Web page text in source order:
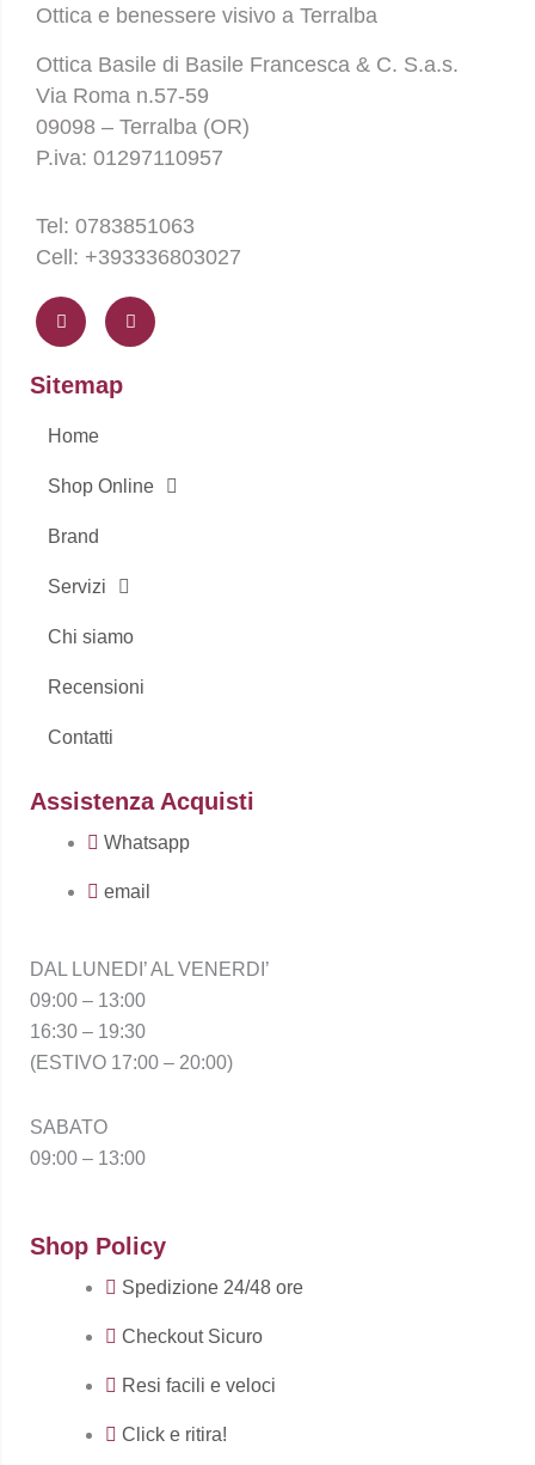
Ottica e benessere visivo a Terralba
Ottica Basile di Basile Francesca & C. S.a.s.
Via Roma n.57-59
09098 – Terralba (OR)
P.iva: 01297110957
Tel: 0783851063
Cell: +393336803027
a
c
e
b
o
-
f
n
s
t
a
Sitemap
Home
Shop Online
Brand
Servizi
Chi siamo
Recensioni
Contatti
Assistenza Acquisti
Whatsapp
email
DAL LUNEDI’ AL VENERDI’
09:00 – 13:00
16:30 – 19:30
(ESTIVO 17:00 – 20:00)
SABATO
09:00 – 13:00
Shop Policy
Spedizione 24/48 ore
Checkout Sicuro
Resi facili e veloci
Click e ritira!